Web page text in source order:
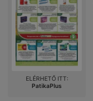
ELÉRHETŐ ITT:
PatikaPlus